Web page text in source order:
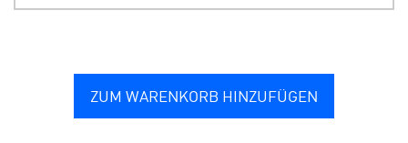
ZUM WARENKORB HINZUFÜGEN